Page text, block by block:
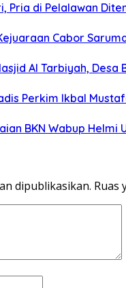
Pria di Pelalawan
Cabor
Al Tarbiyah,
Perkim Ikbal
BKN Wabup Helmi
dipublikasikan. Ruas